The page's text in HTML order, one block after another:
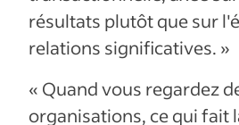
résultats plutôt que sur
relations significatives. »
« Quand vous regardez
organisations, ce qui fait